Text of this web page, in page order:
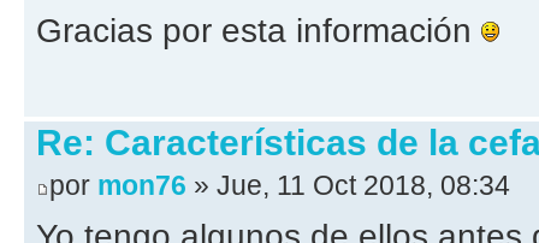
Gracias por esta información
Re: Características de la
por mon76 » Jue, 11 Oct 2018, 08:34